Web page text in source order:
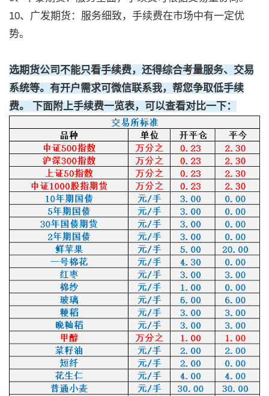
10、广发期货：服务细致，手续费在市场中有一定优
势。
选期货公司不能只看手续费，还得综合考量服务、交易
系统等。有开户需求可微信联系我，帮您争取低手续
费。 下面附上手续费一览表，可以查看对比一下：